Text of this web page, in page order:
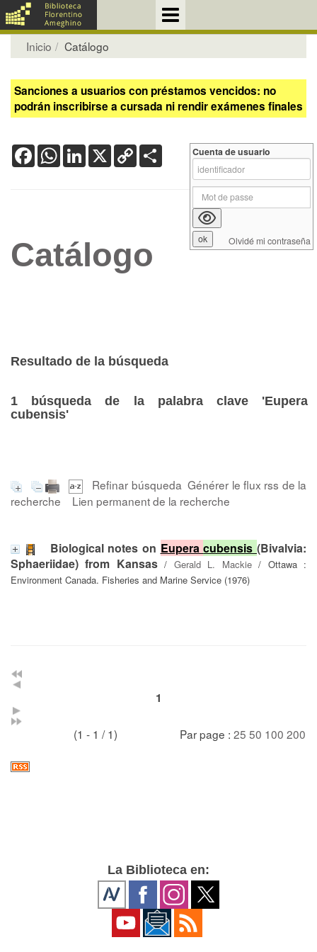
Inicio Catálogo
Sanciones a usuarios con préstamos vencidos: no
podrán inscribirse a cursada ni rendir exámenes finales
FacebookWhatsApp
LinkedIn
X Copy
Link
Catálogo
Resultado de la búsqueda
1 búsqueda de la palabra clave 'Eupera
cubensis'
Refinar búsqueda Générer le flux rss de la
recherche
Lien permanent de la recherche
Biological notes on Euperacubensis(Bivalvia:
Sphaeriidae) from Kansas/ Gerald L. Mackie/ Ottawa :
Environment Canada. Fisheries and Marine Service (1976)
1
(1 - 1 / 1) Par page : 25 50 100 200
Cuenta de usuario
Olvidé mi contraseña
La Biblioteca en: